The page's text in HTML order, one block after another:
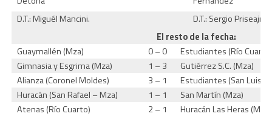
D.T.: Miguél Mancini.
D.T.: Sergio
El resto de la fecha:
Guaymallén (Mza)
0 – 0
Estudiantes (Río Cuarto)
Gimnasia y Esgrima (Mza)
1 – 3
Gutiérrez S.C. (Mza)
Alianza (Coronel Moldes)
3 – 1
Estudiantes (San Luis)
Huracán (San Rafael – Mza)
1 – 1
San Martín (Mza)
Atenas (Río Cuarto)
2 – 1 Huracán Las Heras (Mza)